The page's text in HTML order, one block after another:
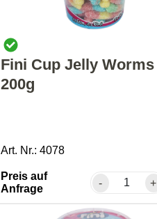
Fini Cup Jelly Worms
200g
Art. Nr.: 4078
Preis auf
Anfrage
- +